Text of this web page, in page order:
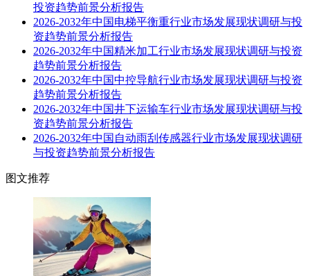
投资趋势前景分析报告
2026-2032年中国电梯平衡重行业市场发展现状调研与投
资趋势前景分析报告
2026-2032年中国精米加工行业市场发展现状调研与投资
趋势前景分析报告
2026-2032年中国中控导航行业市场发展现状调研与投资
趋势前景分析报告
2026-2032年中国井下运输车行业市场发展现状调研与投
资趋势前景分析报告
2026-2032年中国自动雨刮传感器行业市场发展现状调研
与投资趋势前景分析报告
图文推荐